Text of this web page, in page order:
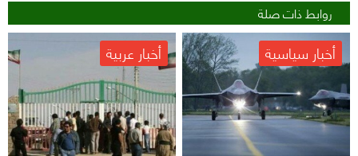
روابط ذات صلة
أخبار سياسية أخبار عربية